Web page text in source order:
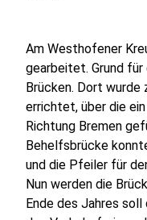
Am Westhofener
gearbeitet. Grund
Brücken. Dort wurde
errichtet, über die
Richtung Bremen
Behelfsbrücke
und die Pfeiler für
Nun werden die
Ende des Jahres